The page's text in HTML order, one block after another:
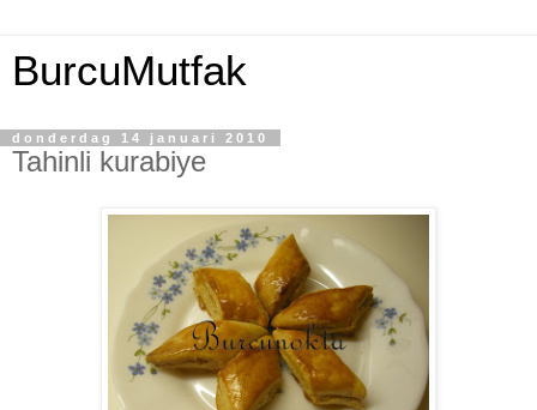
BurcuMutfak
donderdag 14 januari 2010
Tahinli kurabiye